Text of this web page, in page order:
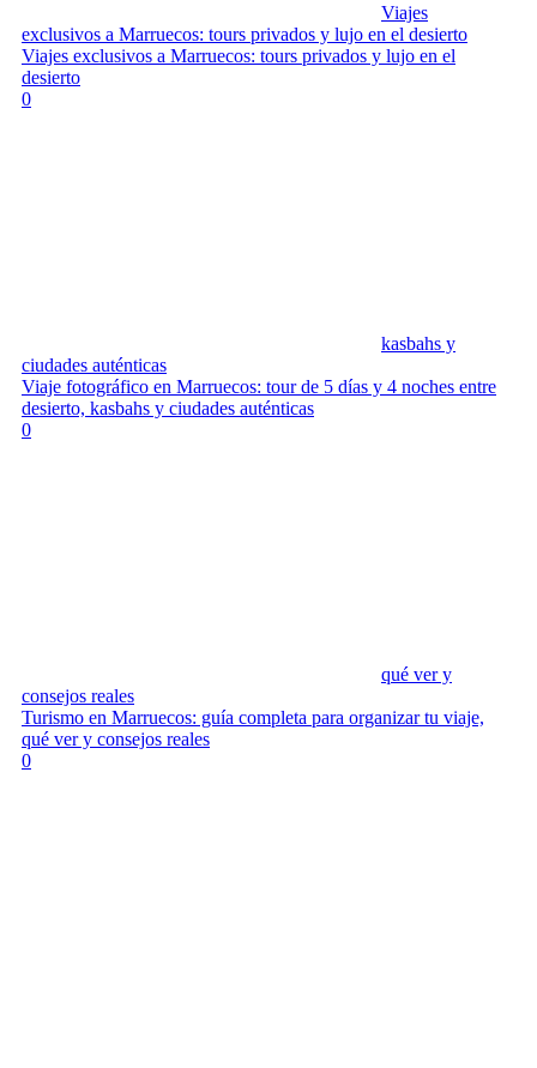
Viajes
exclusivos a Marruecos: tours privados y lujo en el desierto
Viajes exclusivos a Marruecos: tours privados y lujo en el
desierto
0
kasbahs y
ciudades auténticas
Viaje fotográfico en Marruecos: tour de 5 días y 4 noches entre
desierto, kasbahs y ciudades auténticas
0
qué ver y
consejos reales
Turismo en Marruecos: guía completa para organizar tu viaje,
qué ver y consejos reales
0